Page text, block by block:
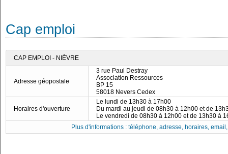
Cap emploi
CAP EMPLOI - NIÈVRE
Adresse géopostale
3 rue Paul Destray
Association Ressources
BP 15
58018 Nevers Cedex
Horaires d'ouverture
Le lundi de 13h30 à 17h00
Du mardi au jeudi de 08h30 à 12h00 et de
Le vendredi de 08h30 à 12h00 et de 13h30 à
Plus d'informations : téléphone, adresse, horaires,